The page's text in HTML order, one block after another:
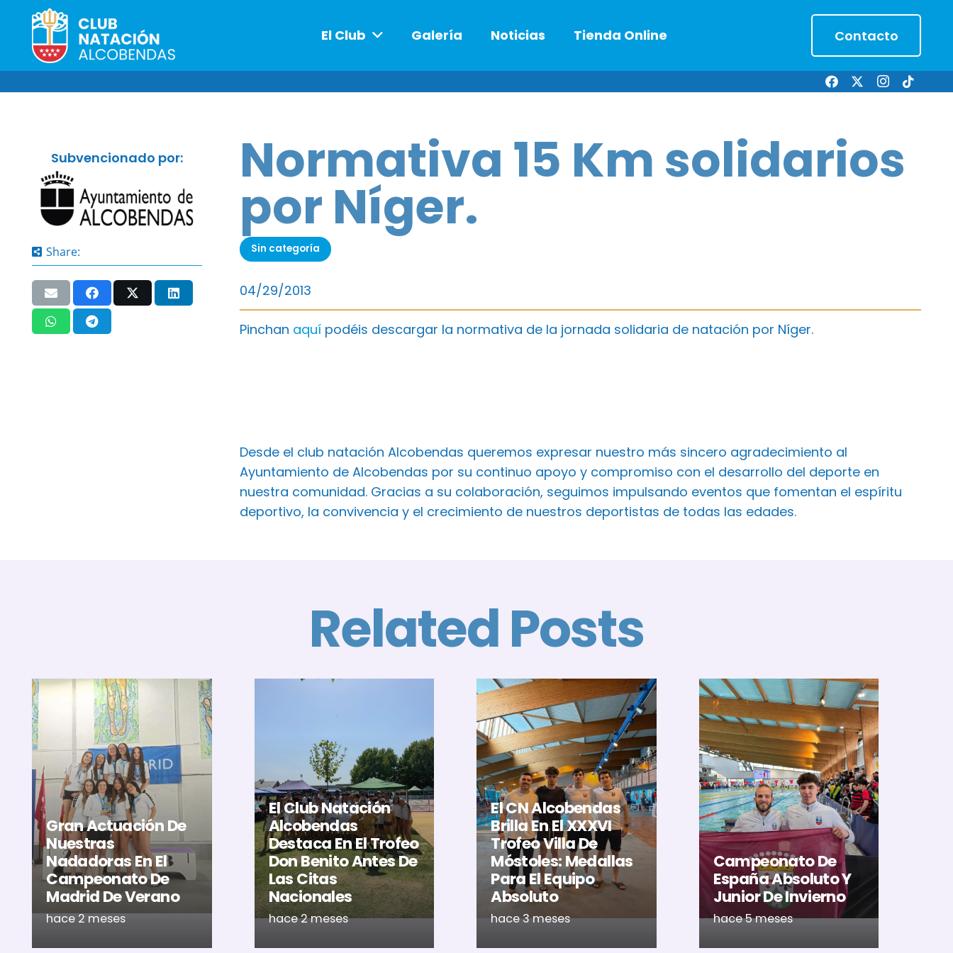
El Club Galería Noticias Tienda Online Contacto
Subvencionado por:
Share:
Normativa 15 Km solidarios
por Níger.
Sin categoría
04/29/2013
Pinchan aquípodéis descargar la normativa de la jornada solidaria de natación por Níger.
Desde el club natación Alcobendas queremos expresar nuestro más sincero agradecimiento al
Ayuntamiento de Alcobendas por su continuo apoyo y compromiso con el desarrollo del deporte en
nuestra comunidad. Gracias a su colaboración, seguimos impulsando eventos que fomentan el espíritu
deportivo, la convivencia y el crecimiento de nuestros deportistas de todas las edades.
Related Posts
Gran Actuación De
Nuestras
Nadadoras En El
Campeonato De
Madrid De Verano
hace 2 meses
El Club Natación
Alcobendas
Destaca En El Trofeo
Don Benito Antes De
Las Citas
Nacionales
hace 2 meses
El CN Alcobendas
Brilla En El XXXVI
Trofeo Villa De
Móstoles: Medallas
Para El Equipo
Absoluto
hace 3 meses
Campeonato De
España Absoluto Y
Junior De Invierno
hace 5 meses